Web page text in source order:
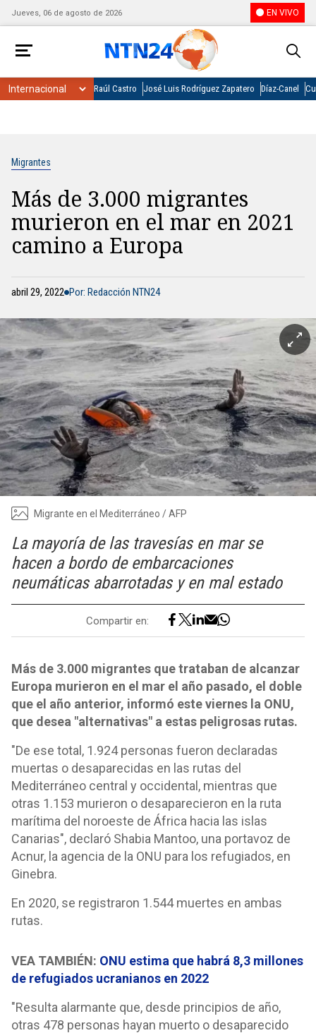
Jueves, 06 de agosto de 2026 EN VIVO
Raúl Castro José Luis Rodríguez Zapatero Díaz-Canel
Migrantes
Más de 3.000 migrantes
murieron en el mar en 2021
camino a Europa
abril 29, 2022 Por: Redacción NTN24
Migrante en el Mediterráneo / AFP
La mayoría de las travesías en mar se
hacen a bordo de embarcaciones
neumáticas abarrotadas y en mal estado
Compartir en:
Más de 3.000 migrantes que trataban de alcanzar
Europa murieron en el mar el año pasado, el doble
que el año anterior, informó este viernes la ONU,
que desea "alternativas" a estas peligrosas rutas.
"De ese total, 1.924 personas fueron declaradas
muertas o desaparecidas en las rutas del
Mediterráneo central y occidental, mientras que
otras 1.153 murieron o desaparecieron en la ruta
marítima del noroeste de África hacia las islas
Canarias", declaró Shabia Mantoo, una portavoz de
Acnur, la agencia de la ONU para los refugiados, en
Ginebra.
En 2020, se registraron 1.544 muertes en ambas
rutas.
VEA TAMBIÉN: ONU estima que habrá 8,3 millones
de refugiados ucranianos en 2022
"Resulta alarmante que, desde principios de año,
otras 478 personas hayan muerto o desaparecido